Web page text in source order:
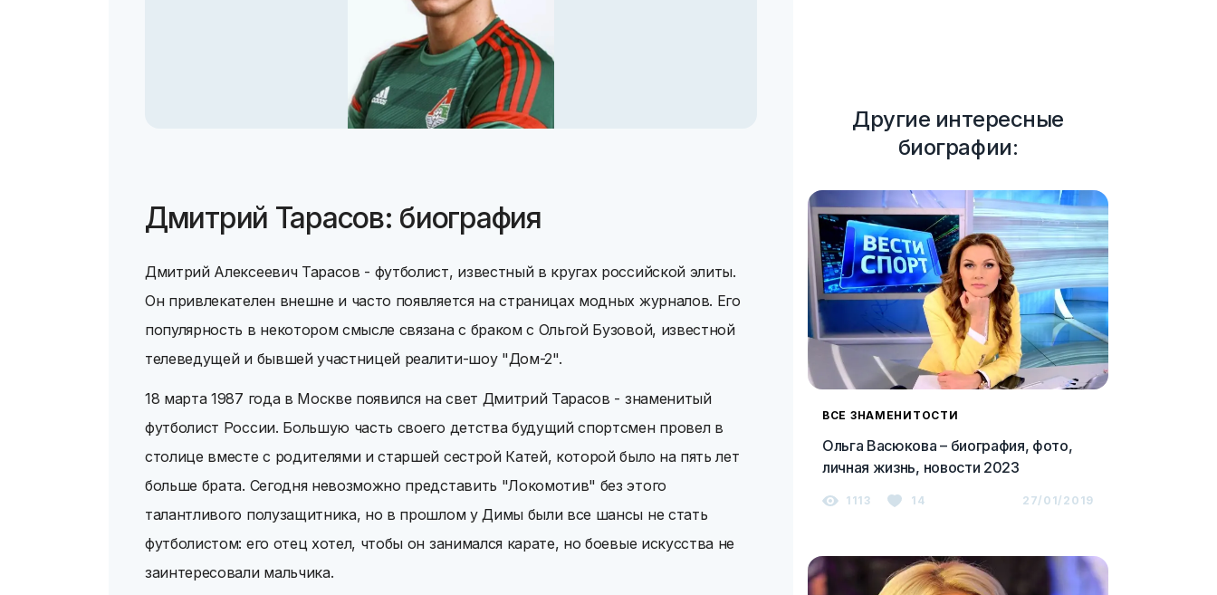
Дмитрий Тарасов: биография
Дмитрий Алексеевич Тарасов - футболист, известный в кругах российской элиты.
Он привлекателен внешне и часто появляется на страницах модных журналов. Его
популярность в некотором смысле связана с браком с Ольгой Бузовой, известной
телеведущей и бывшей участницей реалити-шоу "Дом-2".
18 марта 1987 года в Москве появился на свет Дмитрий Тарасов - знаменитый
футболист России. Большую часть своего детства будущий спортсмен провел в
столице вместе с родителями и старшей сестрой Катей, которой было на пять лет
больше брата. Сегодня невозможно представить "Локомотив" без этого
талантливого полузащитника, но в прошлом у Димы были все шансы не стать
футболистом: его отец хотел, чтобы он занимался карате, но боевые искусства не
заинтересовали мальчика.
Другие интересные
биографии:
ВСЕ ЗНАМЕНИТОСТИ
Ольга Васюкова – биография, фото,
личная жизнь, новости 2023
1113 14 27/01/2019